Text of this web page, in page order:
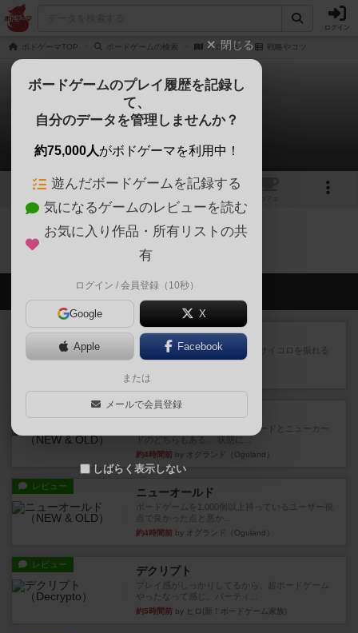
ログイン
ボドゲーマTOP ボードゲームの検索 カロカネ 戦略やコツ
カロカネ
0件の戦略やコツ
1 1
カロカネのトップに戻る
会員の新しい投稿
レビュー 街コロ通
街コロとの違いは初めから二つサイコロを振れる
など、少しの違いはあるけれ...
約3時間前
ゲーム終了時に、「オールドカードとニューカー
約4時間前 by オグランド（Oguland）
レビュー ニューオールド
ボードゲームを1,000個以上持っているユーザー視
点で良かった点と悪か...
約4時間前 by オグランド（Oguland）
レビュー デクリプト
プレイ感がしっかりしてるから、超ボードゲーム
やったなって感じ。パーティ...
約5時間前 by ヒロ(新！ボードゲーム家族)
閉じる
ボードゲームのプレイ履歴を記録し
て、
自分のデータを管理しませんか？
約75,000人がボドゲーマを利用中！
遊んだボードゲームを記録する
気になるゲームのレビューを読む
お気に入り作品・所有リストの共
有
ログイン / 会員登録（10秒）
Google X
Apple Facebook
または
メールで会員登録
しばらく表示しない